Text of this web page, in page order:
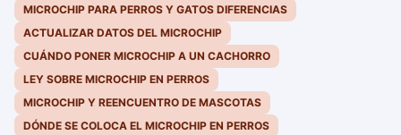
MICROCHIP PARA PERROS Y GATOS DIFERENCIAS
ACTUALIZAR DATOS DEL MICROCHIP
CUÁNDO PONER MICROCHIP A UN CACHORRO
LEY SOBRE MICROCHIP EN PERROS
MICROCHIP Y REENCUENTRO DE MASCOTAS
DÓNDE SE COLOCA EL MICROCHIP EN PERROS